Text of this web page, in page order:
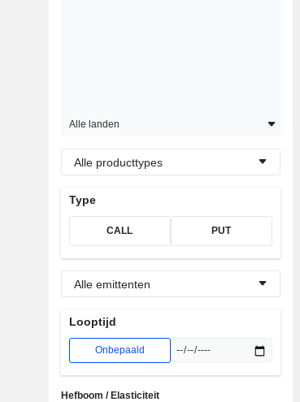
Alle landen
Alle producttypes
Type
CALL PUT
Alle emittenten
Looptijd
Onbepaald
Hefboom / Elasticiteit